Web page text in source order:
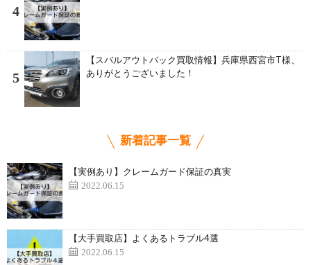
4
5
【スバルアウトバック買取情報】兵庫県西宮市T様、
ありがとうございました！
新着記事一覧
【実例あり】クレームガード保証の真実
2022.06.15
【大手買取店】よくあるトラブル4選
2022.06.15